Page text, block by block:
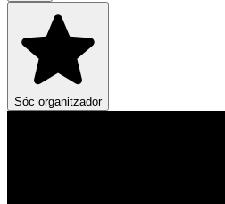
Sóc organitzador